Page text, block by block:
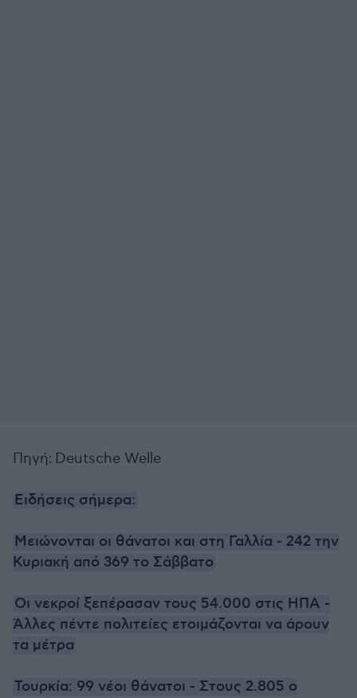
Πηγή: Deutsche Welle
Ειδήσεις σήμερα:
Μειώνονται οι θάνατοι και στη Γαλλία - 242 την
Κυριακή από 369 το Σάββατο
Οι νεκροί ξεπέρασαν τους 54.000 στις ΗΠΑ -
Άλλες πέντε πολιτείες ετοιμάζονται να άρουν
τα μέτρα
Τουρκία: 99 νέοι θάνατοι - Στους 2.805 ο